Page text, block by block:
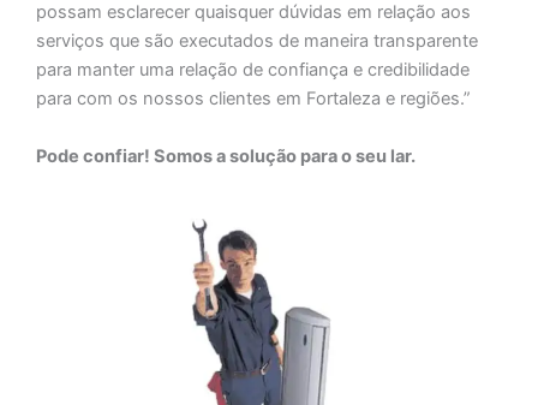
possam esclarecer quaisquer dúvidas em relação aos
serviços que são executados de maneira transparente
para manter uma relação de confiança e credibilidade
para com os nossos clientes em Fortaleza e regiões.”
Pode confiar! Somos a solução para o seu lar.